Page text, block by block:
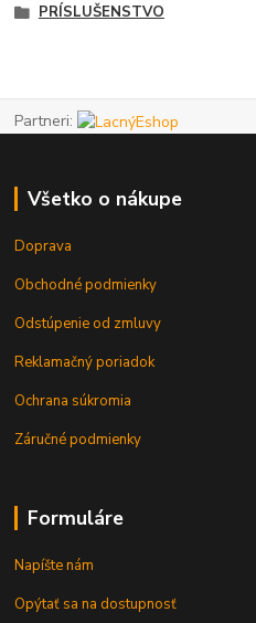
PRÍSLUŠENSTVO
Partneri:
Všetko o nákupe
Doprava
Obchodné podmienky
Odstúpenie od zmluvy
Reklamačný poriadok
Ochrana súkromia
Záručné podmienky
Formuláre
Napíšte nám
Opýtať sa na dostupnosť